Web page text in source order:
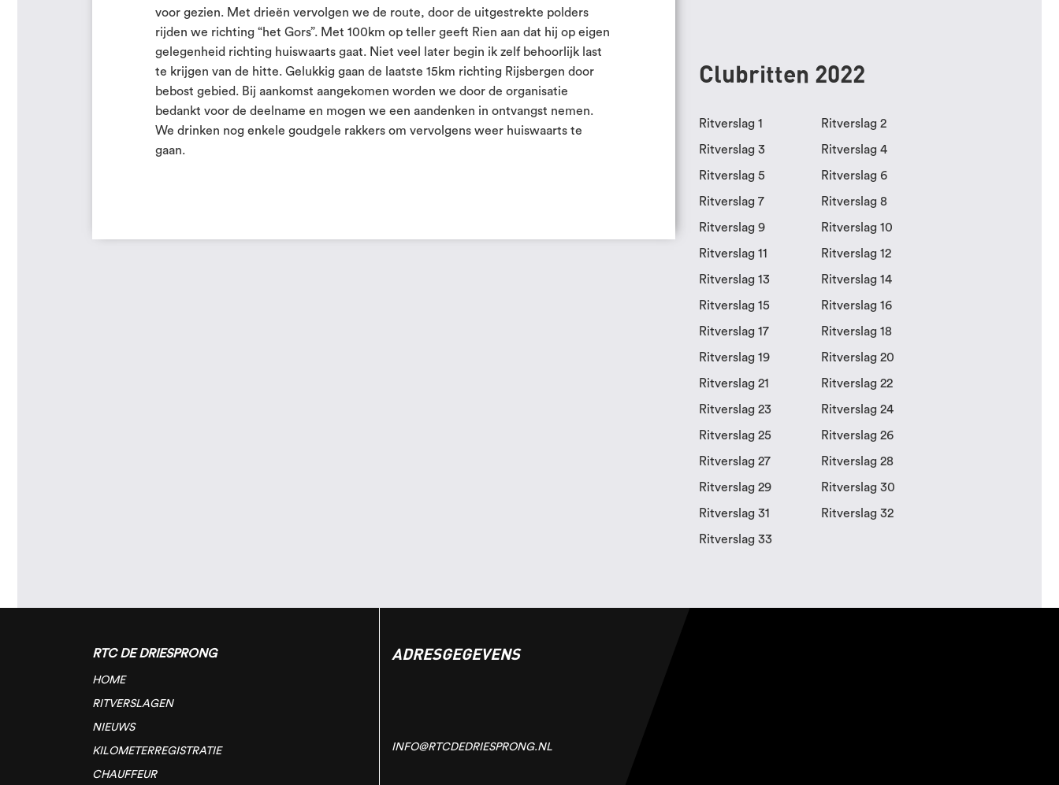
voor gezien. Met drieën vervolgen we de route, door de uitgestrekte polders
rijden we richting “het Gors”. Met 100km op teller geeft Rien aan dat hij op eigen
gelegenheid richting huiswaarts gaat. Niet veel later begin ik zelf behoorlijk last
te krijgen van de hitte. Gelukkig gaan de laatste 15km richting Rijsbergen door
bebost gebied. Bij aankomst aangekomen worden we door de organisatie
bedankt voor de deelname en mogen we een aandenken in ontvangst nemen.
We drinken nog enkele goudgele rakkers om vervolgens weer huiswaarts te
gaan.
Clubritten 2022
Ritverslag 1 Ritverslag 2
Ritverslag 3 Ritverslag 4
Ritverslag 5 Ritverslag 6
Ritverslag 7 Ritverslag 8
Ritverslag 9 Ritverslag 10
Ritverslag 11 Ritverslag 12
Ritverslag 13 Ritverslag 14
Ritverslag 15 Ritverslag 16
Ritverslag 17 Ritverslag 18
Ritverslag 19 Ritverslag 20
Ritverslag 21 Ritverslag 22
Ritverslag 23 Ritverslag 24
Ritverslag 25 Ritverslag 26
Ritverslag 27 Ritverslag 28
Ritverslag 29 Ritverslag 30
Ritverslag 31 Ritverslag 32
Ritverslag 33
RTC DE DRIESPRONG
HOME
RITVERSLAGEN
NIEUWS
KILOMETERREGISTRATIE
CHAUFFEUR
ADRESGEGEVENS
INFO@RTCDEDRIESPRONG.NL